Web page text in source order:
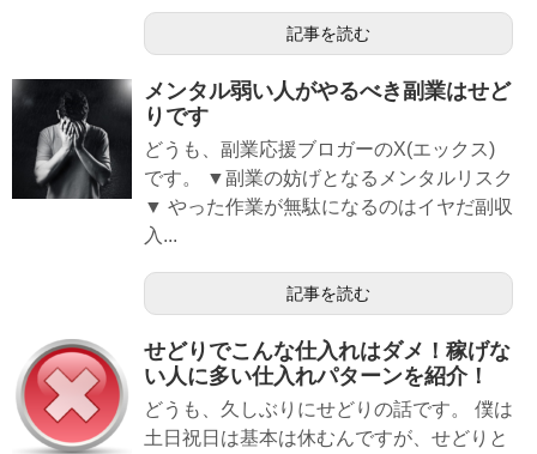
記事を読む
メンタル弱い人がやるべき副業はせど
りです
どうも、副業応援ブロガーのX(エックス)
です。 ▼副業の妨げとなるメンタルリスク
▼ やった作業が無駄になるのはイヤだ副収
入...
記事を読む
せどりでこんな仕入れはダメ！稼げな
い人に多い仕入れパターンを紹介！
どうも、久しぶりにせどりの話です。 僕は
土日祝日は基本は休むんですが、せどりと